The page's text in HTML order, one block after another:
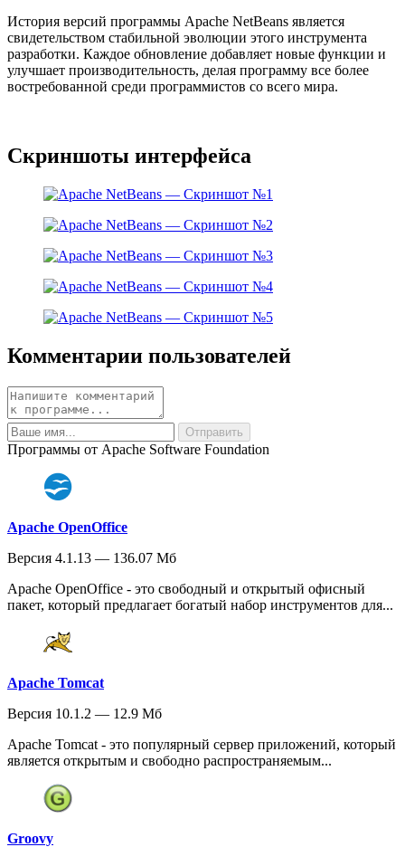
История версий программы Apache NetBeans является
свидетельством стабильной эволюции этого инструмента
разработки. Каждое обновление добавляет новые функции и
улучшает производительность, делая программу все более
востребованной среди программистов со всего мира.
Скриншоты интерфейса
Комментарии пользователей
Программы от Apache Software Foundation
Apache OpenOffice
Версия 4.1.13 — 136.07 Мб
Apache OpenOffice - это свободный и открытый офисный
пакет, который предлагает богатый набор инструментов для...
Apache Tomcat
Версия 10.1.2 — 12.9 Мб
Apache Tomcat - это популярный сервер приложений, который
является открытым и свободно распространяемым...
Groovy